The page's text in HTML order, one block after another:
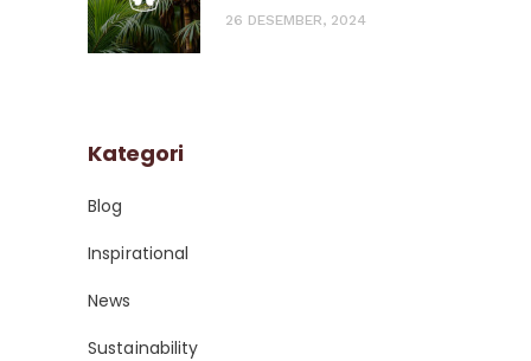
26 DESEMBER, 2024
Kategori
Blog
Inspirational
News
Sustainability